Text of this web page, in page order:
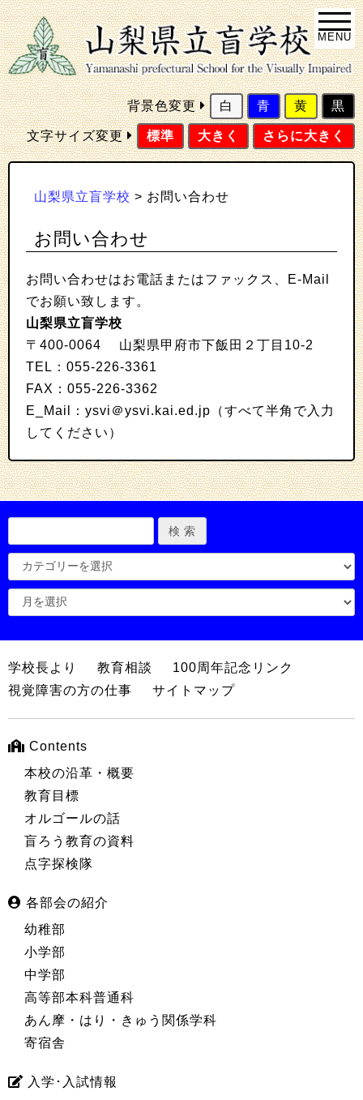
背景色変更 白 青 黄 黒
文字サイズ変更 標準 大きく さらに大きく
山梨県立盲学校 > お問い合わせ
お問い合わせ
お問い合わせはお電話またはファックス、E-Mail
でお願い致します。
山梨県立盲学校
〒400-0064 山梨県甲府市下飯田２丁目10-2
TEL：055-226-3361
FAX：055-226-3362
E_Mail：ysvi＠ysvi.kai.ed.jp（すべて半角で入力
してください）
学校長より 教育相談
100周年記念リンク
視覚障害の方の仕事
サイトマップ
Contents
本校の沿革・概要
教育目標
オルゴールの話
盲ろう教育の資料
点字探検隊
各部会の紹介
幼稚部
小学部
中学部
高等部本科普通科
あん摩・はり・きゅう関係学科
寄宿舎
入学･入試情報
MENU